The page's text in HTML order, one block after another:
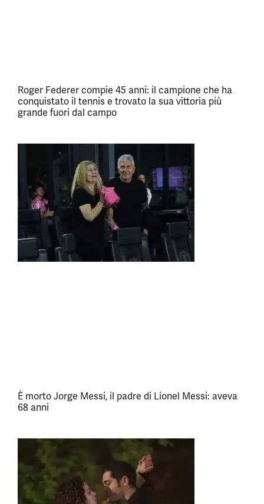
Roger Federer compie 45 anni: il campione che ha
conquistato il tennis e trovato la sua vittoria più
grande fuori dal campo
È morto Jorge Messi, il padre di Lionel Messi: aveva
68 anni